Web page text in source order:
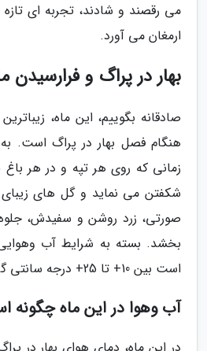
می رقصند و شادند، تجربه ای
ارمغان می آورد.
بهار در پراگ و فرارسیدن
صادقانه بگوییم، این ماه،
هنگام فصل بهار در پراگ است.
زمانی که روی هر تپه و در هر باغ
شکفتن می نماید و گل های زیبای
صورتی، زرد روشن و سفیدش،
بخشد. بسته به شرایط آب
است بین 10+ تا 25+ درجه سانتی گراد متغیر باشد.
آب وهوا در این ماه چگونه